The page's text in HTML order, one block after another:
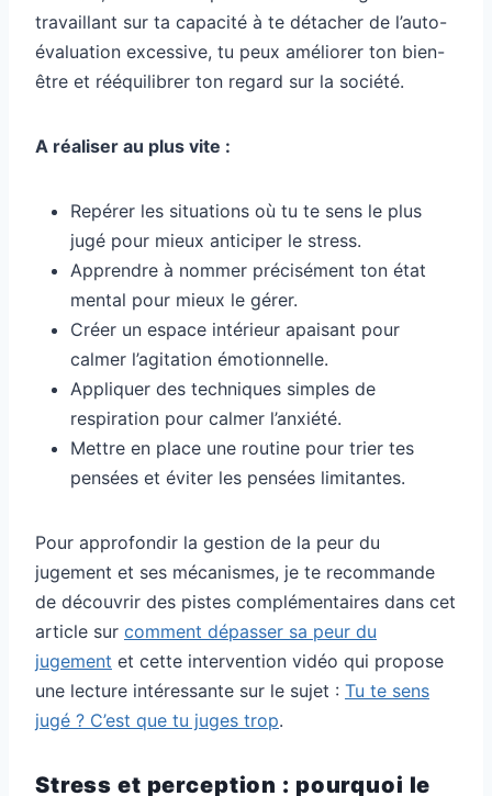
travaillant sur ta capacité à te détacher de l’auto-
évaluation excessive, tu peux améliorer ton bien-
être et rééquilibrer ton regard sur la société.
A réaliser au plus vite :
Repérer les situations où tu te sens le plus
jugé pour mieux anticiper le stress.
Apprendre à nommer précisément ton état
mental pour mieux le gérer.
Créer un espace intérieur apaisant pour
calmer l’agitation émotionnelle.
Appliquer des techniques simples de
respiration pour calmer l’anxiété.
Mettre en place une routine pour trier tes
pensées et éviter les pensées limitantes.
Pour approfondir la gestion de la peur du
jugement et ses mécanismes, je te recommande
de découvrir des pistes complémentaires dans cet
article sur comment dépasser sa peur du
jugement et cette intervention vidéo qui propose
une lecture intéressante sur le sujet : Tu te sens
jugé ? C’est que tu juges trop.
Stress et perception : pourquoi le